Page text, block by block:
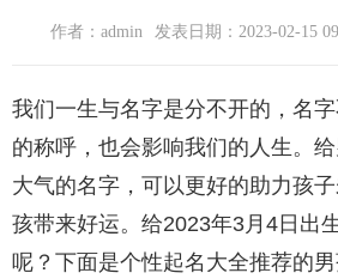
作者：admin 发表日期：2023-02-15
我们一生与名字是分不开的，名
的称呼，也会影响我们的人生。给
大气的名字，可以更好的助力孩
孩带来好运。给2023年3月4日出
呢？下面是个性起名大全推荐的